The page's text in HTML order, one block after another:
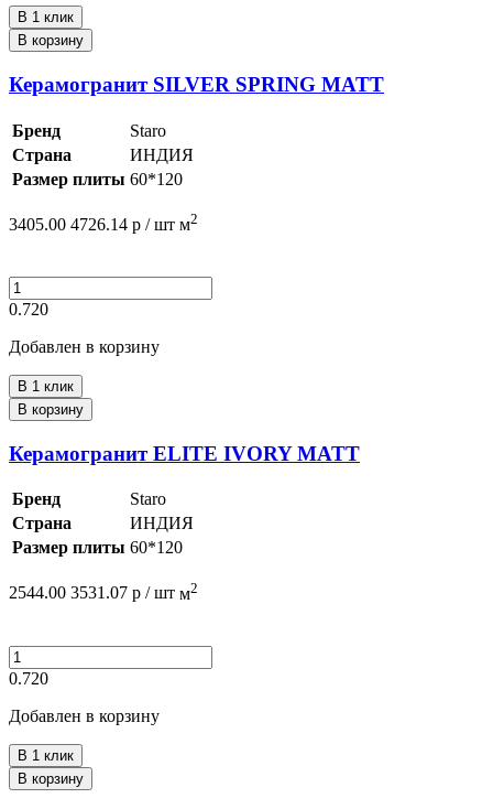
В 1 клик
В корзину
Керамогранит SILVER SPRING MATT
Бренд
Staro
Страна
ИНДИЯ
Размер плиты 60*120
3405.00 4726.14 р / шт м2
0.720
Добавлен в корзину
В 1 клик
В корзину
Керамогранит ELITE IVORY MATT
Бренд
Staro
Страна
ИНДИЯ
Размер плиты 60*120
2544.00 3531.07 р / шт м2
0.720
Добавлен в корзину
В 1 клик
В корзину